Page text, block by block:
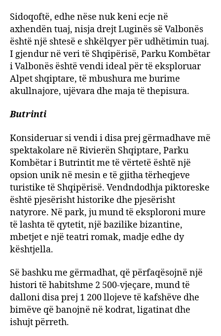
Sidoqoftë, edhe nëse nuk keni ecje në
axhendën tuaj, nisja drejt Luginës së Valbonës
është një shtesë e shkëlqyer për udhëtimin tuaj.
I gjendur në veri të Shqipërisë, Parku Kombëtar
i Valbonës është vendi ideal për të eksploruar
Alpet shqiptare, të mbushura me burime
akullnajore, ujëvara dhe maja të thepisura.
Butrinti
Konsideruar si vendi i disa prej gërmadhave më
spektakolare në Rivierën Shqiptare, Parku
Kombëtar i Butrintit me të vërtetë është një
opsion unik në mesin e të gjitha tërheqjeve
turistike të Shqipërisë. Vendndodhja piktoreske
është pjesërisht historike dhe pjesërisht
natyrore. Në park, ju mund të eksploroni mure
të lashta të qytetit, një bazilike bizantine,
mbetjet e një teatri romak, madje edhe dy
kështjella.
Së bashku me gërmadhat, që përfaqësojnë një
histori të habitshme 2 500-vjeçare, mund të
dalloni disa prej 1 200 llojeve të kafshëve dhe
bimëve që banojnë në kodrat, ligatinat dhe
ishujt përreth.